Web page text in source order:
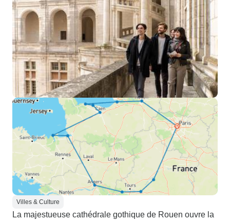
Villes & Culture
La majestueuse cathédrale gothique de Rouen ouvre la